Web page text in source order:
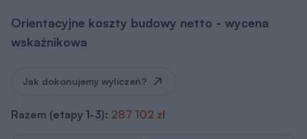
Orientacyjne koszty budowy netto - wycena
wskaźnikowa
Jak dokonujemy wyliczeń?
Razem (etapy 1-3): 287 102 zł